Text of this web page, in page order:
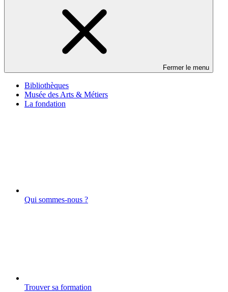
Fermer le menu
Bibliothèques
Musée des Arts & Métiers
La fondation
Qui sommes-nous ?
Trouver sa formation